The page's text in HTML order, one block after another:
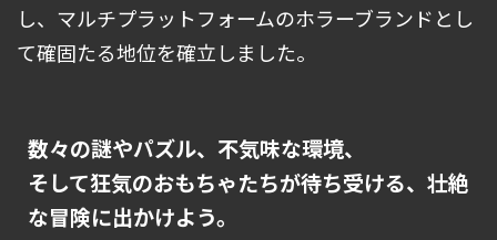
し、マルチプラットフォームのホラーブランドとし
て確固たる地位を確立しました。
数々の謎やパズル、不気味な環境、
そして狂気のおもちゃたちが待ち受ける、壮絶
な冒険に出かけよう。